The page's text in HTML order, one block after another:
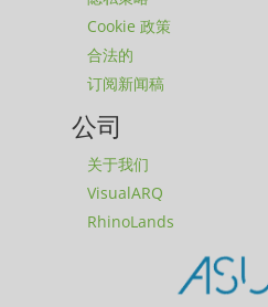
Cookie 政策
合法的
订阅新闻稿
公司
关于我们
VisualARQ
RhinoLands